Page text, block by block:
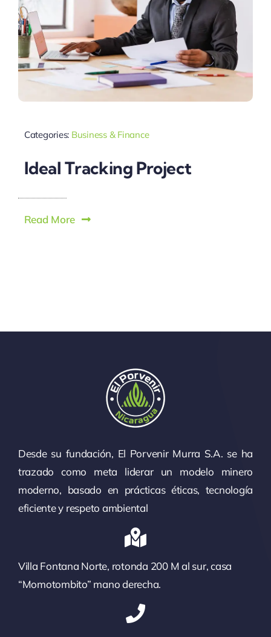
Categories: Business & Finance
Ideal Tracking Project
Read More
Desde su fundación, El Porvenir Murra S.A. se ha
trazado como meta liderar un modelo minero
moderno, basado en prácticas éticas, tecnología
eficiente y respeto ambiental
Villa Fontana Norte, rotonda 200 M al sur, casa
“Momotombito” mano derecha.